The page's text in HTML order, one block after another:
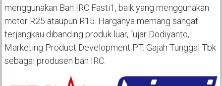
menggunakan Ban IRC Fasti1, baik yang menggunakan
motor R25 ataupun R15. Harganya memang sangat
terjangkau dibanding produk luar, “ujar Dodiyanto,
Marketing Product Development PT. Gajah Tunggal Tbk
sebagai produsen ban IRC.